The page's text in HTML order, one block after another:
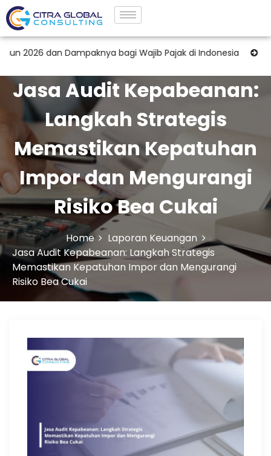
Dampaknya bagi Wajib Pajak di Indonesia Jasa
Jasa Audit Kepabeanan:
Langkah Strategis
Memastikan Kepatuhan
Impor dan Mengurangi
Risiko Bea Cukai
Home
Laporan Keuangan
Jasa Audit Kepabeanan: Langkah Strategis
Memastikan Kepatuhan Impor dan Mengurangi
Risiko Bea Cukai